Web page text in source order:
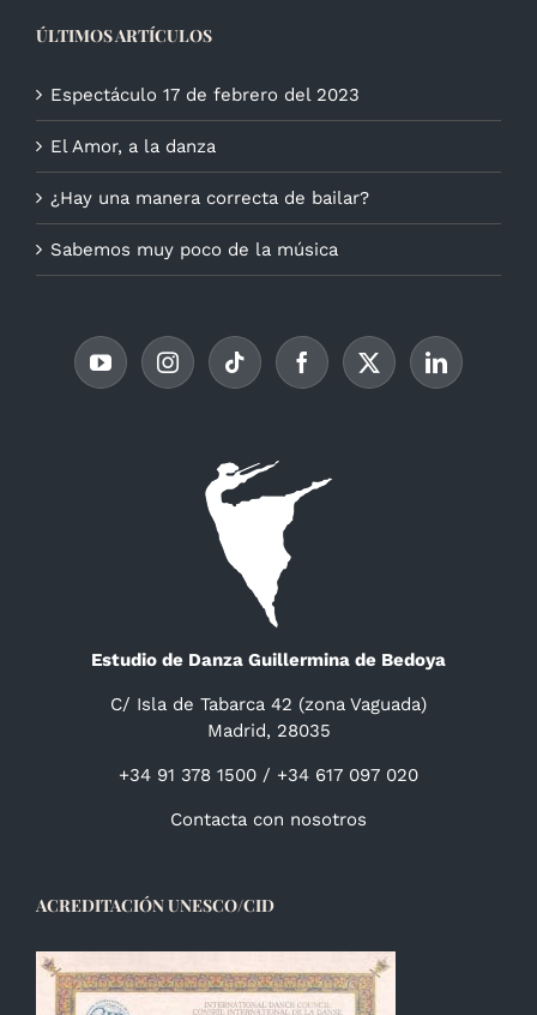
ÚLTIMOS ARTÍCULOS
Espectáculo 17 de febrero del 2023
El Amor, a la danza
¿Hay una manera correcta de bailar?
Sabemos muy poco de la música
Estudio de Danza Guillermina de Bedoya
C/ Isla de Tabarca 42 (zona Vaguada)
Madrid, 28035
+34 91 378 1500 / +34 617 097 020
Contacta con nosotros
ACREDITACIÓN UNESCO/CID